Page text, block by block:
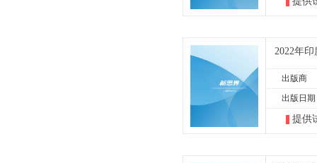
2022年
出版商
出版日期
提供